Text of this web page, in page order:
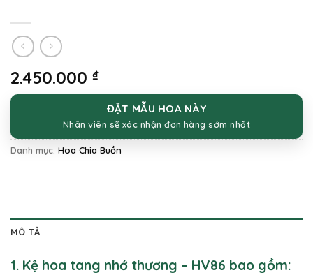
2.450.000 ₫
ĐẶT MẪU HOA NÀY
Nhân viên sẽ xác nhận đơn hàng sớm nhất
Danh mục: Hoa Chia Buồn
MÔ TẢ
1. Kệ hoa tang nhớ thương – HV86 bao gồm: